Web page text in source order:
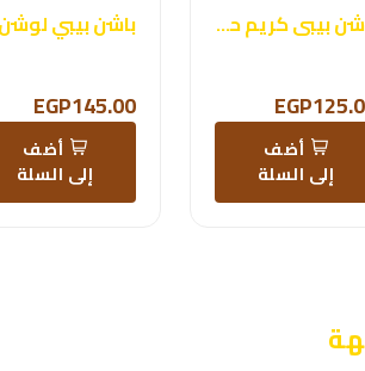
باشن بيبى كريم حفاض
أضف
إلى السلة
باشن بيبي لوشن
EGP145.00
أضف
إلى السلة